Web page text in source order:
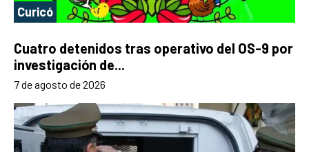
Curicó
Cuatro detenidos tras operativo del OS-9 por
investigación de...
7 de agosto de 2026